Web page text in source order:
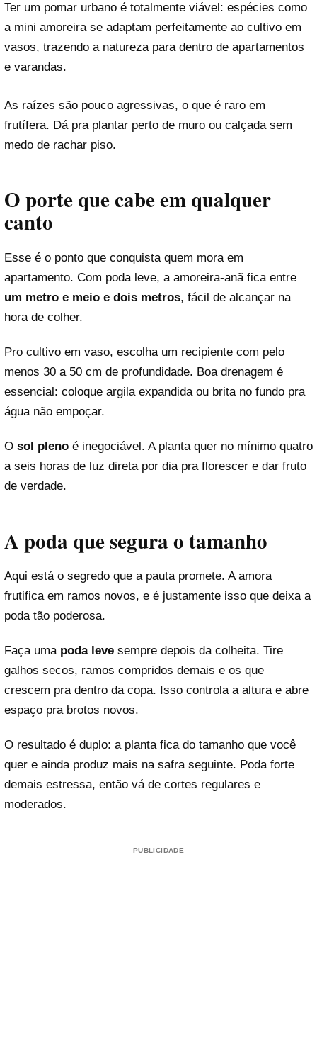
Ter um pomar urbano é totalmente viável: espécies como
a mini amoreira se adaptam perfeitamente ao cultivo em
vasos, trazendo a natureza para dentro de apartamentos
e varandas.
As raízes são pouco agressivas, o que é raro em
frutífera. Dá pra plantar perto de muro ou calçada sem
medo de rachar piso.
O porte que cabe em qualquer
canto
Esse é o ponto que conquista quem mora em
apartamento. Com poda leve, a amoreira-anã fica entre
um metro e meio e dois metros, fácil de alcançar na
hora de colher.
Pro cultivo em vaso, escolha um recipiente com pelo
menos 30 a 50 cm de profundidade. Boa drenagem é
essencial: coloque argila expandida ou brita no fundo pra
água não empoçar.
O sol pleno é inegociável. A planta quer no mínimo quatro
a seis horas de luz direta por dia pra florescer e dar fruto
de verdade.
A poda que segura o tamanho
Aqui está o segredo que a pauta promete. A amora
frutifica em ramos novos, e é justamente isso que deixa a
poda tão poderosa.
Faça uma poda leve sempre depois da colheita. Tire
galhos secos, ramos compridos demais e os que
crescem pra dentro da copa. Isso controla a altura e abre
espaço pra brotos novos.
O resultado é duplo: a planta fica do tamanho que você
quer e ainda produz mais na safra seguinte. Poda forte
demais estressa, então vá de cortes regulares e
moderados.
PUBLICIDADE